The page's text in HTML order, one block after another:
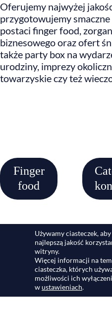
Oferujemy najwyżej
przygotowujemy
postaci finger food,
biznesowego oraz ofert
także party box na
urodziny, imprezy
towarzyskie czy też
Finger
food
Używamy ciasteczek,
najlepszą jakość
witryny.
Więcej informacji na
ciasteczka, których
możliwości ich
wustawieniach.